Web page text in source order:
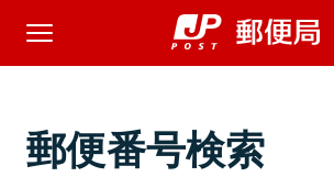
郵便番号検索